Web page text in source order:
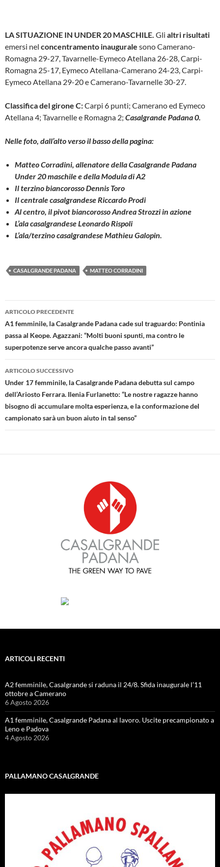
LA SITUAZIONE IN UNDER 20 MASCHILE. Gli altri risultati
emersi nel concentramento inaugurale sono Camerano-
Romagna 29-27, Tavarnelle-Eymeco Atellana 26-28, Carpi-
Romagna 25-17, Eymeco Atellana-Camerano 24-23, Carpi-
Eymeco Atellana 29-20 e Camerano-Tavarnelle 30-27.
Classifica del girone C:Carpi 6 punti; Camerano ed Eymeco
Atellana 4; Tavarnelle e Romagna 2; Casalgrande Padana 0.
Nelle foto, dall’alto verso il basso della pagina:
Matteo Corradini, allenatore della Casalgrande Padana
Under 20 maschile e della Modula di A2
Il terzino biancorosso Dennis Toro
Il centrale casalgrandese Riccardo Prodi
Al centro, il pivot biancorosso Andrea Strozzi in azione
L’ala casalgrandese Leonardo Rispoli
L’ala/terzino casalgrandese Mathieu Galopin.
CASALGRANDE PADANA MATTEO CORRADINI
Navigazione
articolo
ARTICOLO PRECEDENTE
A1 femminile, la Casalgrande Padana cade sul traguardo: Pontinia
passa al Keope. Agazzani: “Molti buoni spunti, ma contro le
superpotenze serve ancora qualche passo avanti”
ARTICOLO SUCCESSIVO
Under 17 femminile, la Casalgrande Padana debutta sul campo
dell’Ariosto Ferrara. Ilenia Furlanetto: “Le nostre ragazze hanno
bisogno di accumulare molta esperienza, e la conformazione del
campionato sarà un buon aiuto in tal senso”
ARTICOLI RECENTI
A2 femminile, Casalgrande si raduna il 24/8. Sfida inaugurale l’11
ottobre a Camerano
6 Agosto 2026
A1 femminile, Casalgrande Padana al lavoro. Uscite precampionato a
Leno e Padova
4 Agosto 2026
PALLAMANO CASALGRANDE